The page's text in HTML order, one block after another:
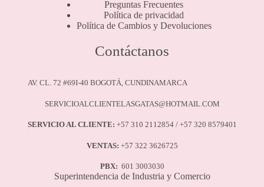
Preguntas Frecuentes
Política de privacidad
Política de Cambios y Devoluciones
Contáctanos
AV. CL. 72 #69I-40 BOGOTÁ, CUNDINAMARCA
SERVICIOALCLIENTELASGATAS@HOTMAIL.COM
SERVICIO AL CLIENTE: +57 310 2112854 / +57 320 8579401
VENTAS: +57 322 3626725
PBX: 601 3003030
Superintendencia de Industria y Comercio